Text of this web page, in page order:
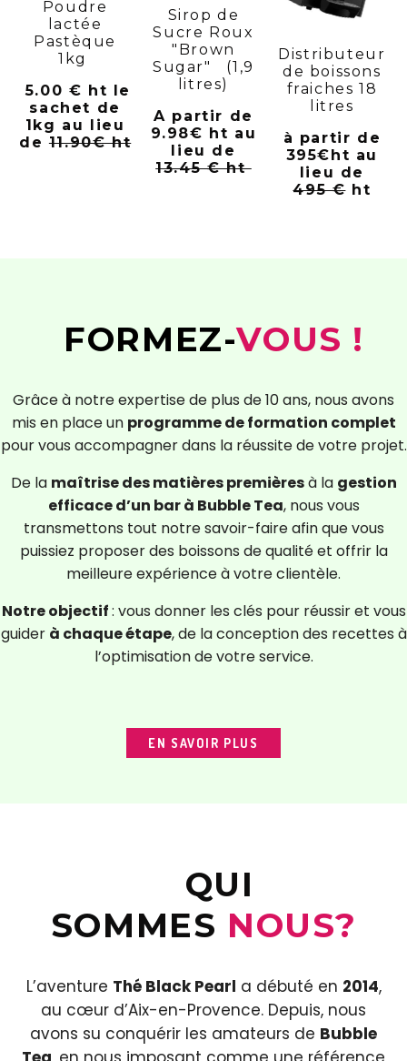
Poudre
lactée
Pastèque
1kg
5.00 € ht le
sachet de
1kg au lieu
de11.90€ ht
Sirop de
Sucre Roux
"Brown
Sugar" (1,9
litres)
A partir de
9.98€ ht au
lieu de
13.45 € ht
Distributeur
de boissons
fraiches 18
litres
à partir de
395€ht au
lieu de
495 €ht
FORMEZ-VOUS !
Grâce à notre expertise de plus de 10 ans, nous avons
mis en place un programme de formation complet
pour vous accompagner dans la réussite de votre projet.
De la maîtrise des matières premièresà la gestion
efficace d’un bar à Bubble Tea, nous vous
transmettons tout notre savoir-faire afin que vous
puissiez proposer des boissons de qualité et offrir la
meilleure expérience à votre clientèle.
Notre objectif: vous donner les clés pour réussir et vous
guider à chaque étape, de la conception des recettes à
l’optimisation de votre service.
EN SAVOIR PLUS
QUI
SOMMES NOUS?
L’aventure Thé Black Pearl a débuté en 2014,
au cœur d’Aix-en-Provence. Depuis, nous
avons su conquérir les amateurs de Bubble